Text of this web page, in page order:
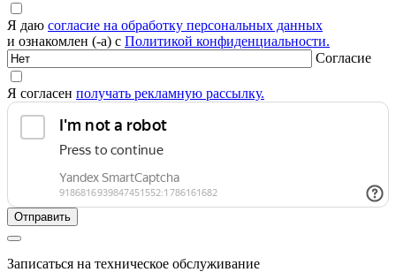
Я даю согласие на обработку персональных данных
и ознакомлен (-а) с Политикой конфиденциальности.
Согласие
Я согласен получать рекламную рассылку.
Записаться на техническое обслуживание